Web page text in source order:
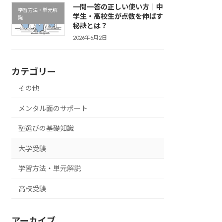
学習方法・単元解
説
一問一答の正しい使い方｜中
学生・高校生が点数を伸ばす
秘訣とは？
2026年6月2日
カテゴリー
その他
メンタル面のサポート
塾選びの基礎知識
大学受験
学習方法・単元解説
高校受験